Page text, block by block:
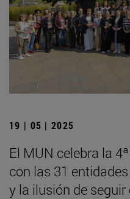
19 | 05 | 2025
El MUN celebra la
con las 31
y la ilusión de